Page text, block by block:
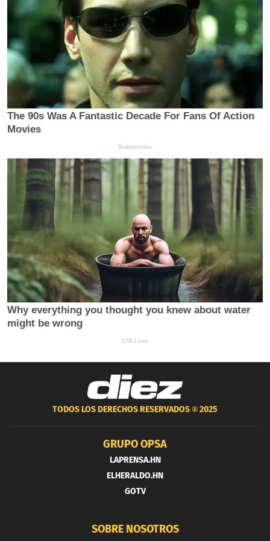
TODOS LOS DERECHOS RESERVADOS ®2025
GRUPO OPSA
LAPRENSA.HN
ELHERALDO.HN
GOTV
SOBRE NOSOTROS